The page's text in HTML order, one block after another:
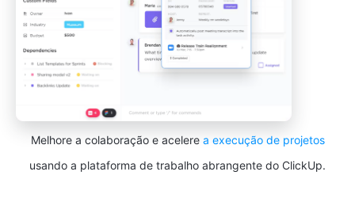
Melhore a colaboração e acelere a execução de projetos
usando a plataforma de trabalho abrangente do ClickUp.